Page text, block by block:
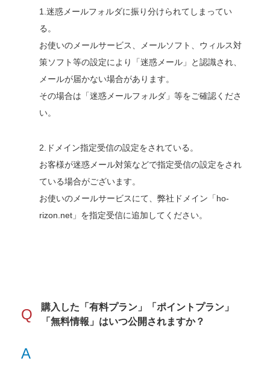
1.迷惑メールフォルダに振り分けられてしまってい
る。
お使いのメールサービス、メールソフト、ウィルス対
策ソフト等の設定により「迷惑メール」と認識され、
メールが届かない場合があります。
その場合は「迷惑メールフォルダ」等をご確認くださ
い。
2.ドメイン指定受信の設定をされている。
お客様が迷惑メール対策などで指定受信の設定をされ
ている場合がございます。
お使いのメールサービスにて、弊社ドメイン「ho-
rizon.net」を指定受信に追加してください。
Q
購入した「有料プラン」「ポイントプラン」
「無料情報」はいつ公開されますか？
A